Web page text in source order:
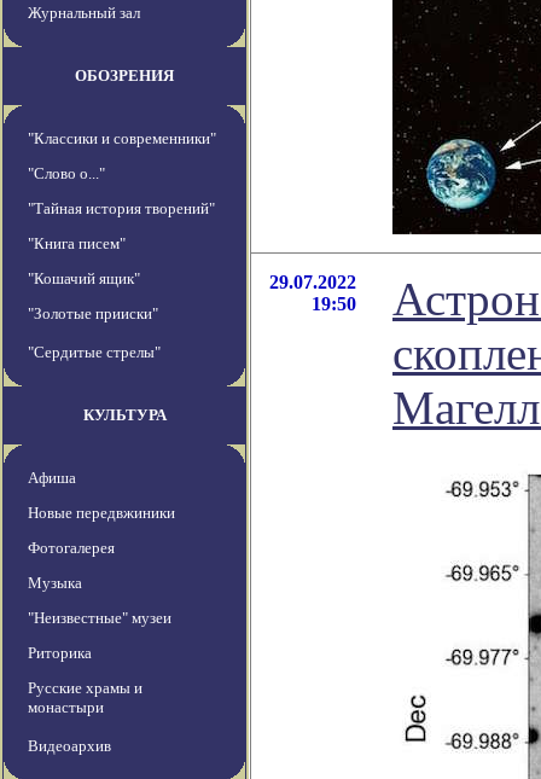
Журнальный зал
ОБОЗРЕНИЯ
"Классики и современники"
"Слово о..."
"Тайная история творений"
"Книга писем"
"Кошачий ящик"
"Золотые прииски"
"Сердитые стрелы"
КУЛЬТУРА
Афиша
Новые передвжиники
Фотогалерея
Музыка
"Неизвестные" музеи
Риторика
Русские храмы и
монастыри
Видеоархив
29.07.2022
19:50